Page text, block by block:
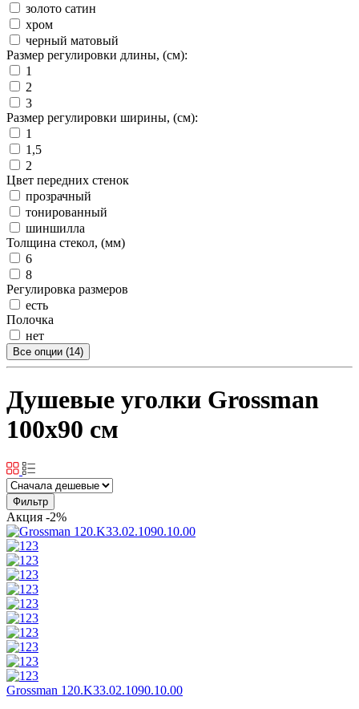
золото сатин
хром
черный матовый
Размер регулировки длины, (см):
1
2
3
Размер регулировки ширины, (см):
1
1,5
2
Цвет передних стенок
прозрачный
тонированный
шиншилла
Толщина стекол, (мм)
6
8
Регулировка размеров
есть
Полочка
нет
Все опции (14)
Душевые уголки Grossman
100x90 см
Фильтр
Акция -2%
Grossman 120.K33.02.1090.10.00